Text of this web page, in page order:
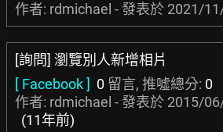
作者: rdmichael - 發表於 2021/
[詢問] 瀏覽別人新增相片
[ Facebook ] 0 留言, 推噓總分: 0
作者: rdmichael - 發表於 2015/
(11年前)